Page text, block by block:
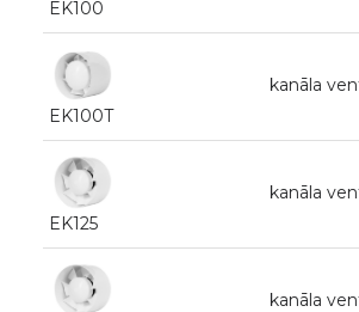
EK100
EK100T
kanāla
EK125
kanāla
kanāla